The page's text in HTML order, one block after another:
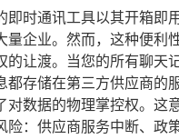
即时通讯工具以其开箱即
量企业。然而，这种便利
的让渡。当您的所有聊天
都存储在第三方供应商的
对数据的物理掌控权。这
险：供应商服务中断、政